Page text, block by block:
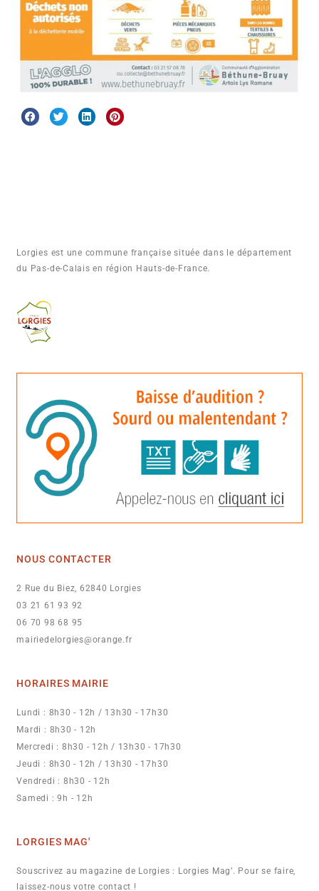
Lorgies est une commune française située dans le département
du Pas-de-Calais en région Hauts-de-France.
NOUS CONTACTER
2 Rue du Biez, 62840 Lorgies
03 21 61 93 92
06 70 98 68 95
mairiedelorgies@orange.fr
HORAIRES MAIRIE
Lundi : 8h30 - 12h / 13h30 - 17h30
Mardi : 8h30 - 12h
Mercredi : 8h30 - 12h / 13h30 - 17h30
Jeudi : 8h30 - 12h / 13h30 - 17h30
Vendredi : 8h30 - 12h
Samedi : 9h - 12h
LORGIES MAG'
Souscrivez au magazine de Lorgies : Lorgies Mag’. Pour se faire,
laissez-nous votre contact !